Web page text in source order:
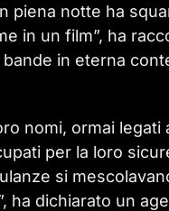
notte ha
in un film”, ha
in eterna
nomi, ormai
per la loro
si
ha dichiarato un